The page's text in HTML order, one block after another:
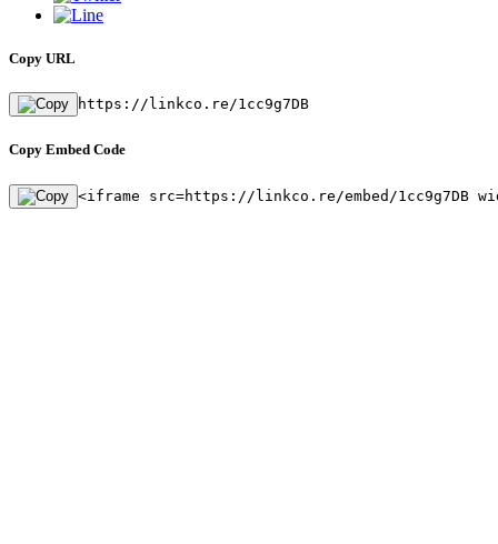
Copy URL
https://linkco.re/1cc9g7DB
Copy Embed Code
<iframe src=https://linkco.re/embed/1cc9g7DB